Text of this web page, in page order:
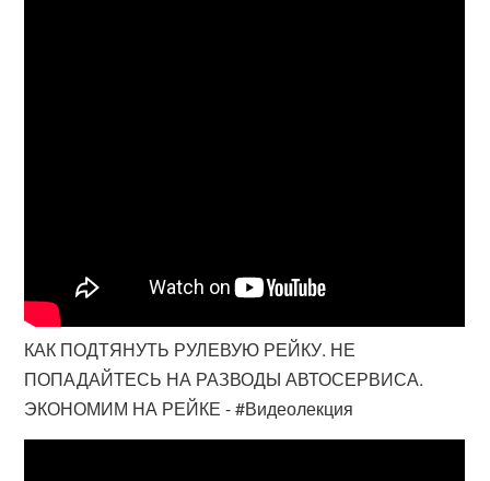
КАК ПОДТЯНУТЬ РУЛЕВУЮ РЕЙКУ. НЕ
ПОПАДАЙТЕСЬ НА РАЗВОДЫ АВТОСЕРВИСА.
ЭКОНОМИМ НА РЕЙКЕ - #Видеолекция